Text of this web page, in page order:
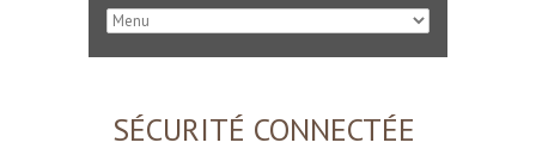
SÉCURITÉ CONNECTÉE